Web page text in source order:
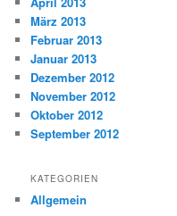
März 2013
Februar 2013
Januar 2013
Dezember 2012
November 2012
Oktober 2012
September 2012
KATEGORIEN
Allgemein